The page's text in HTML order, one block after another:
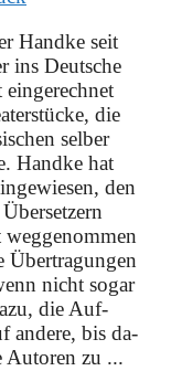
Hand­ke seit
ins Deut­sche
die
sel­ber
Hand­ke hat
den
Über­tra­gun­gen
nicht so­gar
die Auf­
an­de­re, bis da­
Au­toren zu ...